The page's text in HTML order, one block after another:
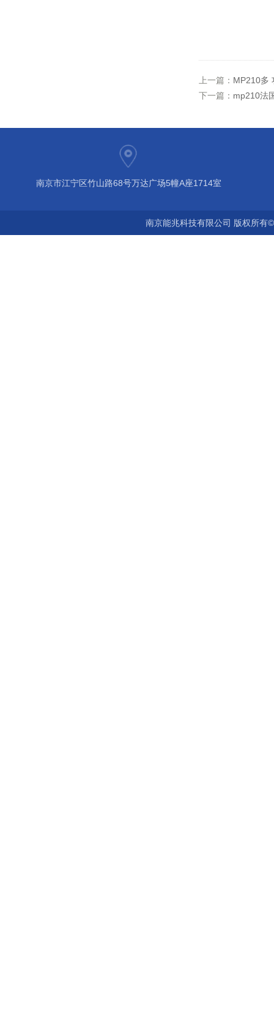
上一篇： MP210多
下一篇： mp210法
南京市江宁区竹山路68号万达广场5幢A座1714室
南京能兆科技有限公司 版权所有